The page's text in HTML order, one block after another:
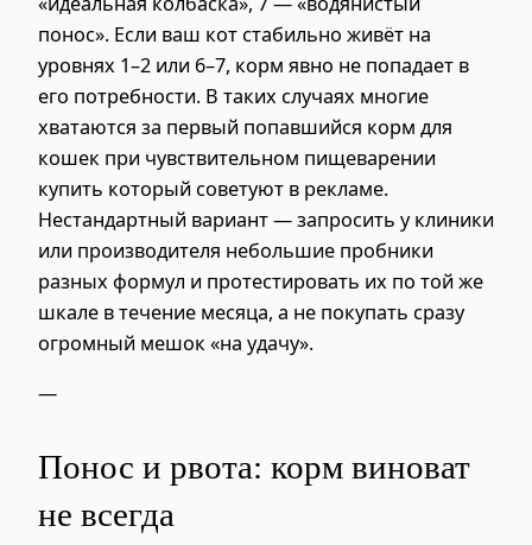
понос». Если ваш кот стабильно живёт на
уровнях 1–2 или 6–7, корм явно не попадает в
его потребности. В таких случаях многие
хватаются за первый попавшийся корм для
кошек при чувствительном пищеварении
купить который советуют в рекламе.
Нестандартный вариант — запросить у клиники
или производителя небольшие пробники
разных формул и протестировать их по той же
шкале в течение месяца, а не покупать сразу
огромный мешок «на удачу».
—
Понос и рвота: корм виноват
не всегда